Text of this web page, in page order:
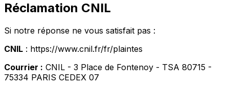
Réclamation CNIL
Si notre réponse ne vous satisfait pas :
CNIL : https://www.cnil.fr/fr/plaintes
Courrier : CNIL - 3 Place de Fontenoy - TSA 80715 -
75334 PARIS CEDEX 07